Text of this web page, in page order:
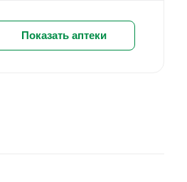
Показать аптеки